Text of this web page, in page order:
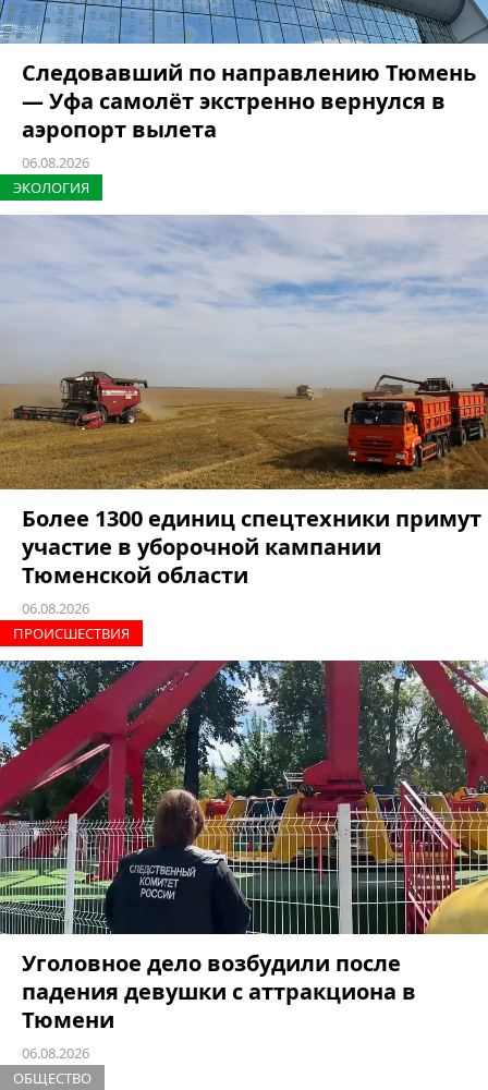
Следовавший по направлению Тюмень
— Уфа самолёт экстренно вернулся в
аэропорт вылета
06.08.2026
ЭКОЛОГИЯ
Более 1300 единиц спецтехники примут
участие в уборочной кампании
Тюменской области
06.08.2026
ПРОИCШЕСТВИЯ
Уголовное дело возбудили после
падения девушки с аттракциона в
Тюмени
06.08.2026
ОБЩЕСТВО